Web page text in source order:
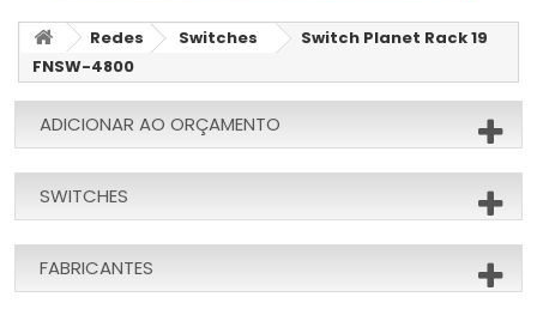
Redes Switches
Switch Planet Rack 19
FNSW-4800
ADICIONAR AO ORÇAMENTO
SWITCHES
FABRICANTES